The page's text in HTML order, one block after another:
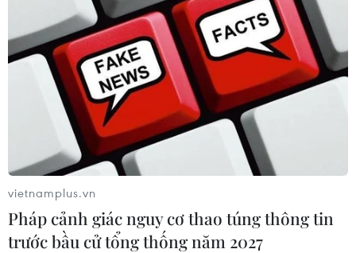
vietnamplus.vn
Pháp cảnh giác nguy cơ thao túng thông tin
trước bầu cử tổng thống năm 2027